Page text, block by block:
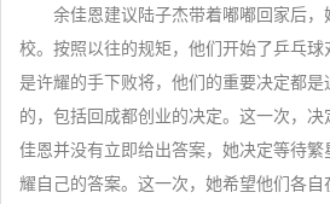
余佳恩建议陆子杰带着嘟嘟回家后，
校。按照以往的规矩，他们开始了乒乓
是许耀的手下败将，他们的重要决定都
的，包括回成都创业的决定。这一次，
佳恩并没有立即给出答案，她决定等待
耀自己的答案。这一次，她希望他们各自